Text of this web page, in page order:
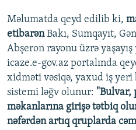
Məlumatda qeyd edilib ki,
etibarənBakı, Sumqayıt,
Abşeron rayonu üzrə
icaze.e-gov.az portalında
xidməti vəsiqə, yaxud iş yeri
sistemi ləğv olunur: "Bulvar,
məkanlarına girişə tətbiq
nəfərdən artıq qruplarda